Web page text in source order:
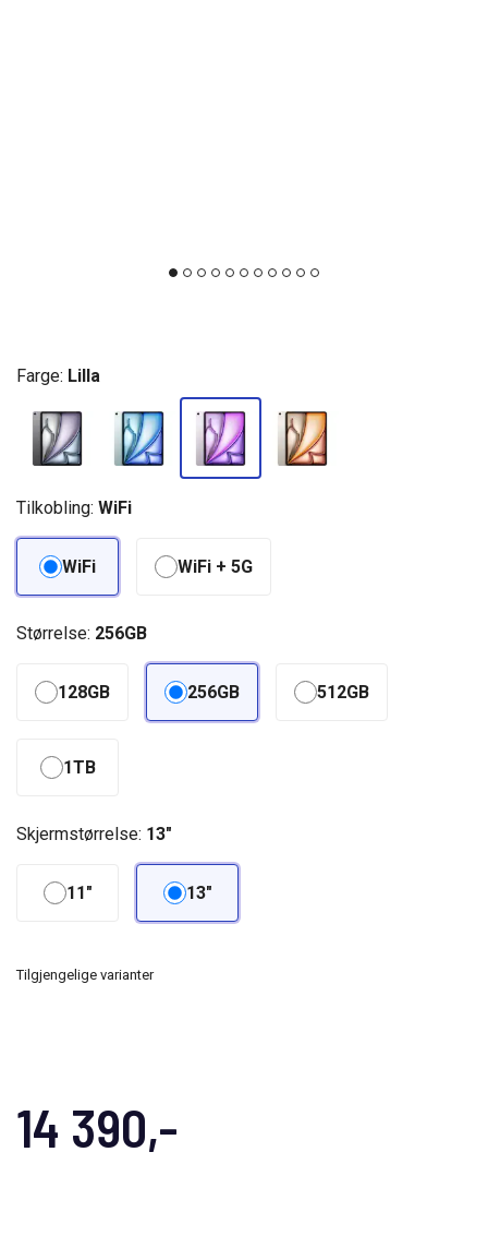
14 390,-
Farge: Lilla
Tilkobling: WiFi
WiFi WiFi + 5G
Størrelse: 256GB
128GB 256GB 512GB
1TB
Skjermstørrelse: 13"
11" 13"
Tilgjengelige varianter